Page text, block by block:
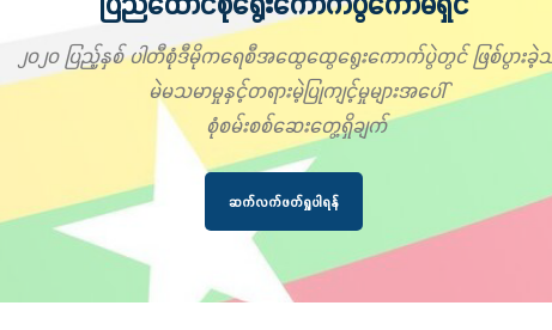
၂၀၂၀ ပြည့်နှစ် ပါတီစုံဒီမိုကရေစီအထွေထွေရွေးကောက်ပွဲတွင် ဖြစ်ပွား
မဲမသမာမှုနှင့်တရားမဲ့ပြုကျင့်မှုများအပေါ်
စုံစမ်းစစ်ဆေးတွေ့ရှိချက်
ဆက်လက်ဖတ်ရှုပါရန်